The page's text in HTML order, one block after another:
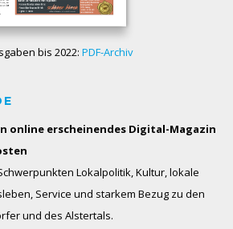
bis 2022: PDF-Archiv
online erscheinendes Digital-Magazin
Lokalpolitik, Kultur, lokale
Service und starkem Bezug zu den
und des Alstertals.